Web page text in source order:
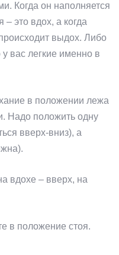
Когда он наполняется
– это вдох, а когда
выдох. Либо
вас легкие именно в
в положении лежа
Надо положить одну
вверх-вниз), а
вдохе – вверх, на
в положение стоя.